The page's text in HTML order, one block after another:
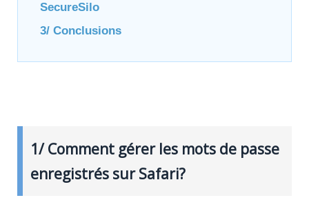
SecureSilo
3/ Conclusions
1/ Comment gérer les mots de passe
enregistrés sur Safari?